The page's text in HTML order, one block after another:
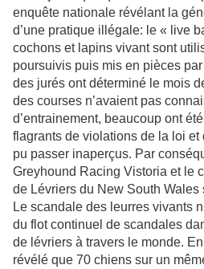
enquête nationale révélant la
d’une pratique illégale: le « live
cochons et lapins vivant sont
poursuivis puis mis en pièces
des jurés ont déterminé le mois
des courses n’avaient pas
d’entrainement, beaucoup ont
flagrants de violations de la loi et
pu passer inaperçus. Par
Greyhound Racing Vistoria et le
de Lévriers du New South Wales
Le scandale des leurres vivants
du flot continuel de scandales
de lévriers à travers le monde.
révélé que 70 chiens sur un